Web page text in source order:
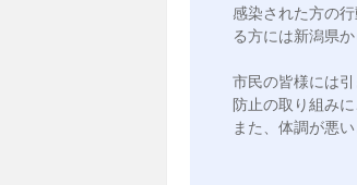
感染された方の
る方には新潟県
市民の皆様には
防止の取り組み
また、体調が悪